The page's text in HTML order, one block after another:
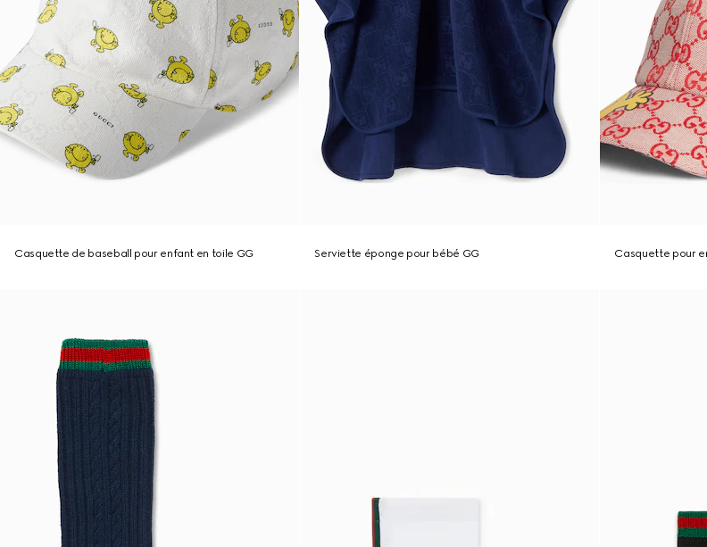
Casquette de baseball pour enfant en toile GG Serviette éponge pour bébé GG Casquette pour